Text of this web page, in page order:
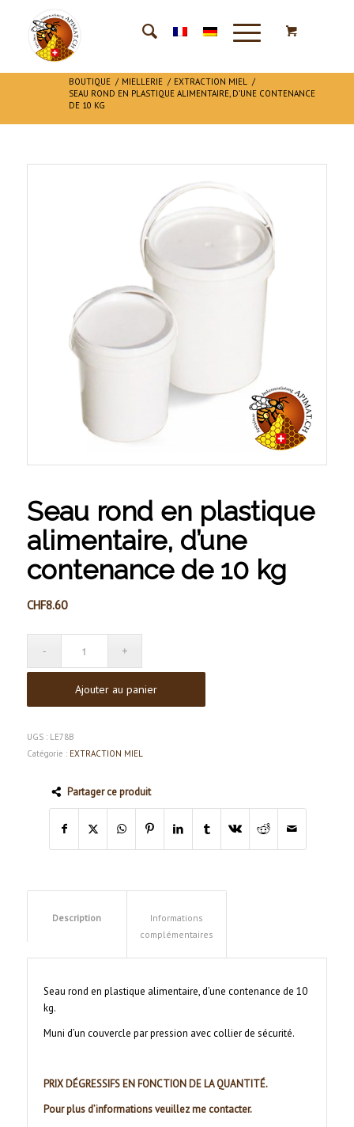
BOUTIQUE / MIELLERIE / EXTRACTION MIEL /
SEAU ROND EN PLASTIQUE ALIMENTAIRE, D’UNE CONTENANCE
DE 10 KG
Seau rond en plastique
alimentaire, d’une
contenance de 10 kg
CHF8.60
Ajouter au panier
UGS : LE78B
Catégorie : EXTRACTION MIEL
Partager ce produit
Description
Informations
complémentaires
Seau rond en plastique alimentaire, d’une contenance de 10
kg.
Muni d’un couvercle par pression avec collier de sécurité.
PRIX DÉGRESSIFS EN FONCTION DE LA QUANTITÉ.
Pour plus d’informations veuillez me contacter.